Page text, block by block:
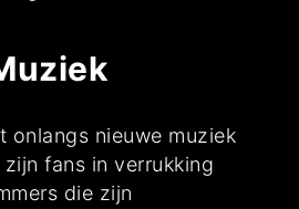
onlangs nieuwe muziek
fans in verrukking
die zijn